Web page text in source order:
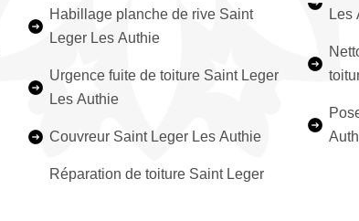
Habillage planche de rive Saint
Leger Les Authie
Urgence fuite de toiture Saint Leger
Les Authie
Couvreur Saint Leger Les Authie
Réparation de toiture Saint Leger
Les